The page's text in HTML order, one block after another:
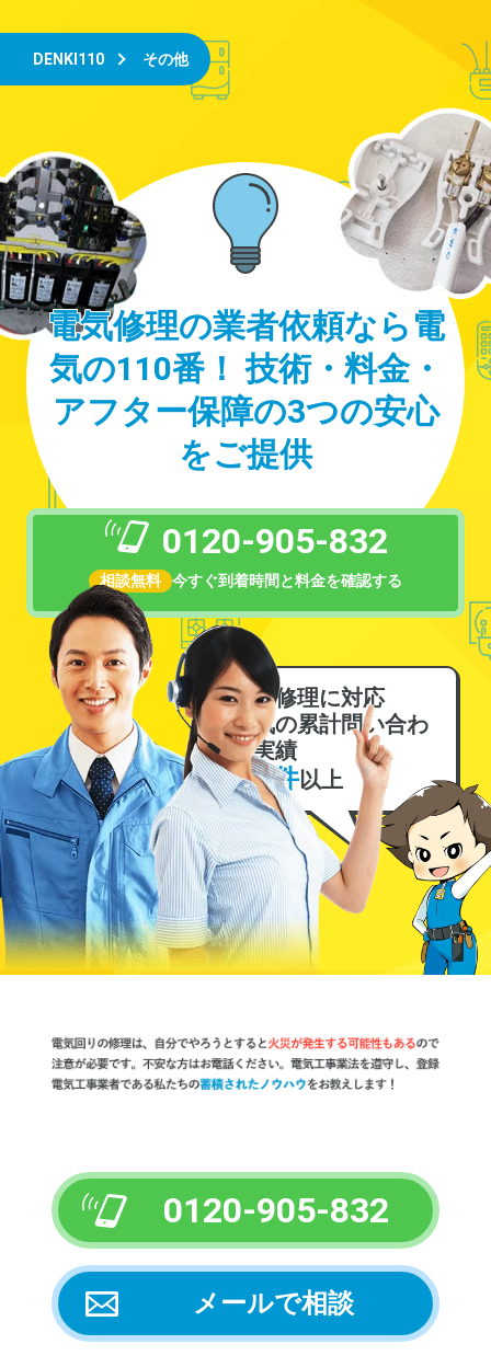
DENKI110 その他
電気修理の業者依頼なら電
気の110番！ 技術・料金・
アフター保障の3つの安心
をご提供
0120-905-832
相談無料 今すぐ到着時間と料金を確認する
電気修理に対応
電気の累計問い合わ
せ実績
6万件以上
0120-905-832
メールで相談